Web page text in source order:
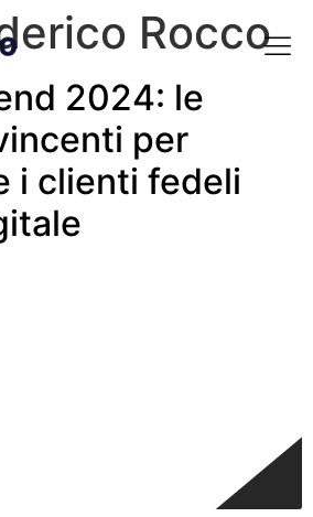
Rocco
2024: le
per
i clienti fedeli